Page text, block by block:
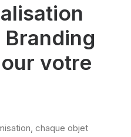
votre
chaque objet